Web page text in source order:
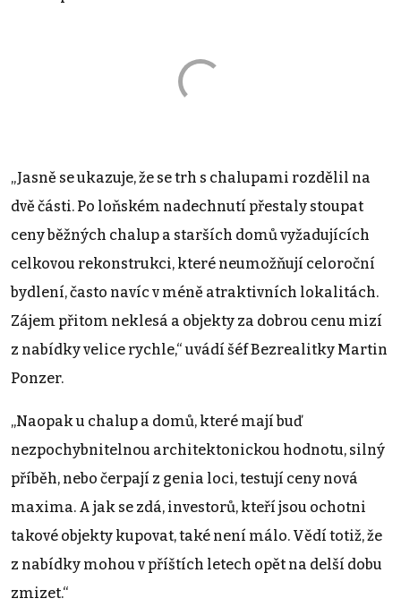
„Jasně se ukazuje, že se trh s chalupami rozdělil na
dvě části. Po loňském nadechnutí přestaly stoupat
ceny běžných chalup a starších domů vyžadujících
celkovou rekonstrukci, které neumožňují celoroční
bydlení, často navíc v méně atraktivních lokalitách.
Zájem přitom neklesá a objekty za dobrou cenu mizí
z nabídky velice rychle,“ uvádí šéf Bezrealitky Martin
Ponzer.
„Naopak u chalup a domů, které mají buď
nezpochybnitelnou architektonickou hodnotu, silný
příběh, nebo čerpají z genia loci, testují ceny nová
maxima. A jak se zdá, investorů, kteří jsou ochotni
takové objekty kupovat, také není málo. Vědí totiž, že
z nabídky mohou v příštích letech opět na delší dobu
zmizet.“